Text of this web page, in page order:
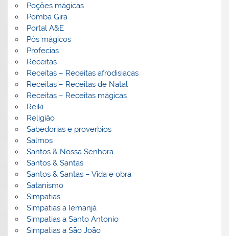
Poções mágicas
Pomba Gira
Portal A&E
Pós mágicos
Profecias
Receitas
Receitas – Receitas afrodisiacas
Receitas – Receitas de Natal
Receitas – Receitas mágicas
Reiki
Religião
Sabedorias e proverbios
Salmos
Santos & Nossa Senhora
Santos & Santas
Santos & Santas – Vida e obra
Satanismo
Simpatias
Simpatias a Iemanjá
Simpatias a Santo Antonio
Simpatias a São João